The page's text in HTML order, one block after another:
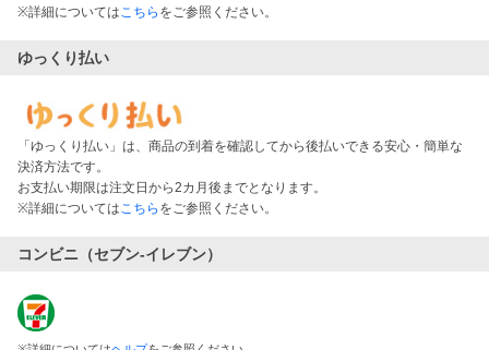
※詳細についてはこちら をご参照ください。
ゆっくり払い
「ゆっくり払い」は、商品の到着を確認してから後払いできる安心・簡単な
決済方法です。
お支払い期限は注文日から2カ月後までとなります。
※詳細についてはこちら をご参照ください。
コンビニ（セブン-イレブン）